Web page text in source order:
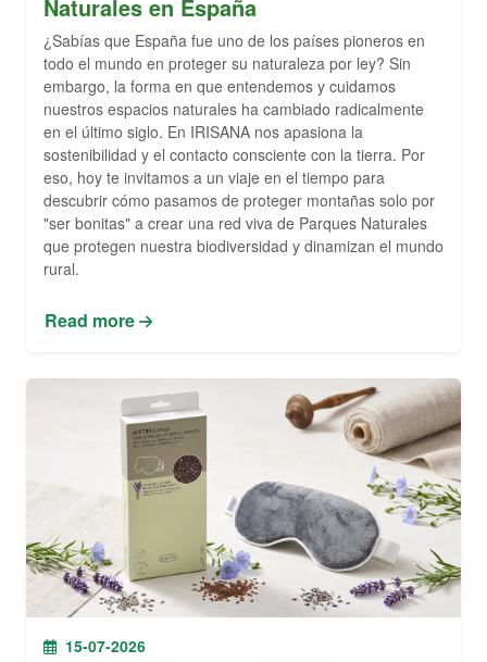
Naturales en España
¿Sabías que España fue uno de los países pioneros en
todo el mundo en proteger su naturaleza por ley? Sin
embargo, la forma en que entendemos y cuidamos
nuestros espacios naturales ha cambiado radicalmente
en el último siglo. En IRISANA nos apasiona la
sostenibilidad y el contacto consciente con la tierra. Por
eso, hoy te invitamos a un viaje en el tiempo para
descubrir cómo pasamos de proteger montañas solo por
"ser bonitas" a crear una red viva de Parques Naturales
que protegen nuestra biodiversidad y dinamizan el mundo
rural.
Read more
15-07-2026